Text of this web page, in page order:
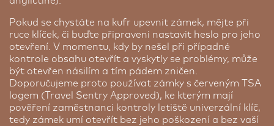
Pokud se chystáte na kufr upevnit zámek, mějte při
ruce klíček, či buďte připraveni nastavit heslo pro jeho
otevření. V momentu, kdy by nešel při případné
kontrole obsahu otevřít a vyskytly se problémy, může
být otevřen násilím a tím pádem zničen.
Doporučujeme proto používat zámky s červeným TSA
logem (Travel Sentry Approved), ke kterým mají
pověření zaměstnanci kontroly letiště univerzální klíč,
tedy zámek umí otevřít bez jeho poškození a bez vaší